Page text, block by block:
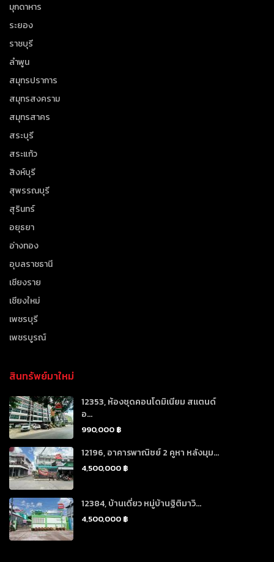
มุกดาหาร
ระยอง
ราชบุรี
ลำพูน
สมุทรปราการ
สมุทรสงคราม
สมุทรสาคร
สระบุรี
สระแก้ว
สิงห์บุรี
สุพรรณบุรี
สุรินทร์
อยุธยา
อ่างทอง
อุบลราชธานี
เชียงราย
เชียงใหม่
เพชรบุรี
เพชรบูรณ์
สินทรัพย์มาใหม่
12353, ห้องชุดคอนโดมิเนียม สแตนด์
อ...
990,000 ฿
12196, อาคารพาณิชย์ 2 คูหา หลังมุม...
4,500,000 ฿
12384, บ้านเดี่ยว หมู่บ้านฐิติมาวิ...
4,500,000 ฿